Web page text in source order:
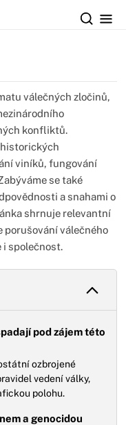
válečných zločinů,
konfliktů.
historických
viníků, fungování
se také
a snahami o
shrnuje relevantní
porušování válečného
i společnost.
pod zájem této
ozbrojené
vedení války,
polohu.
a genocidou